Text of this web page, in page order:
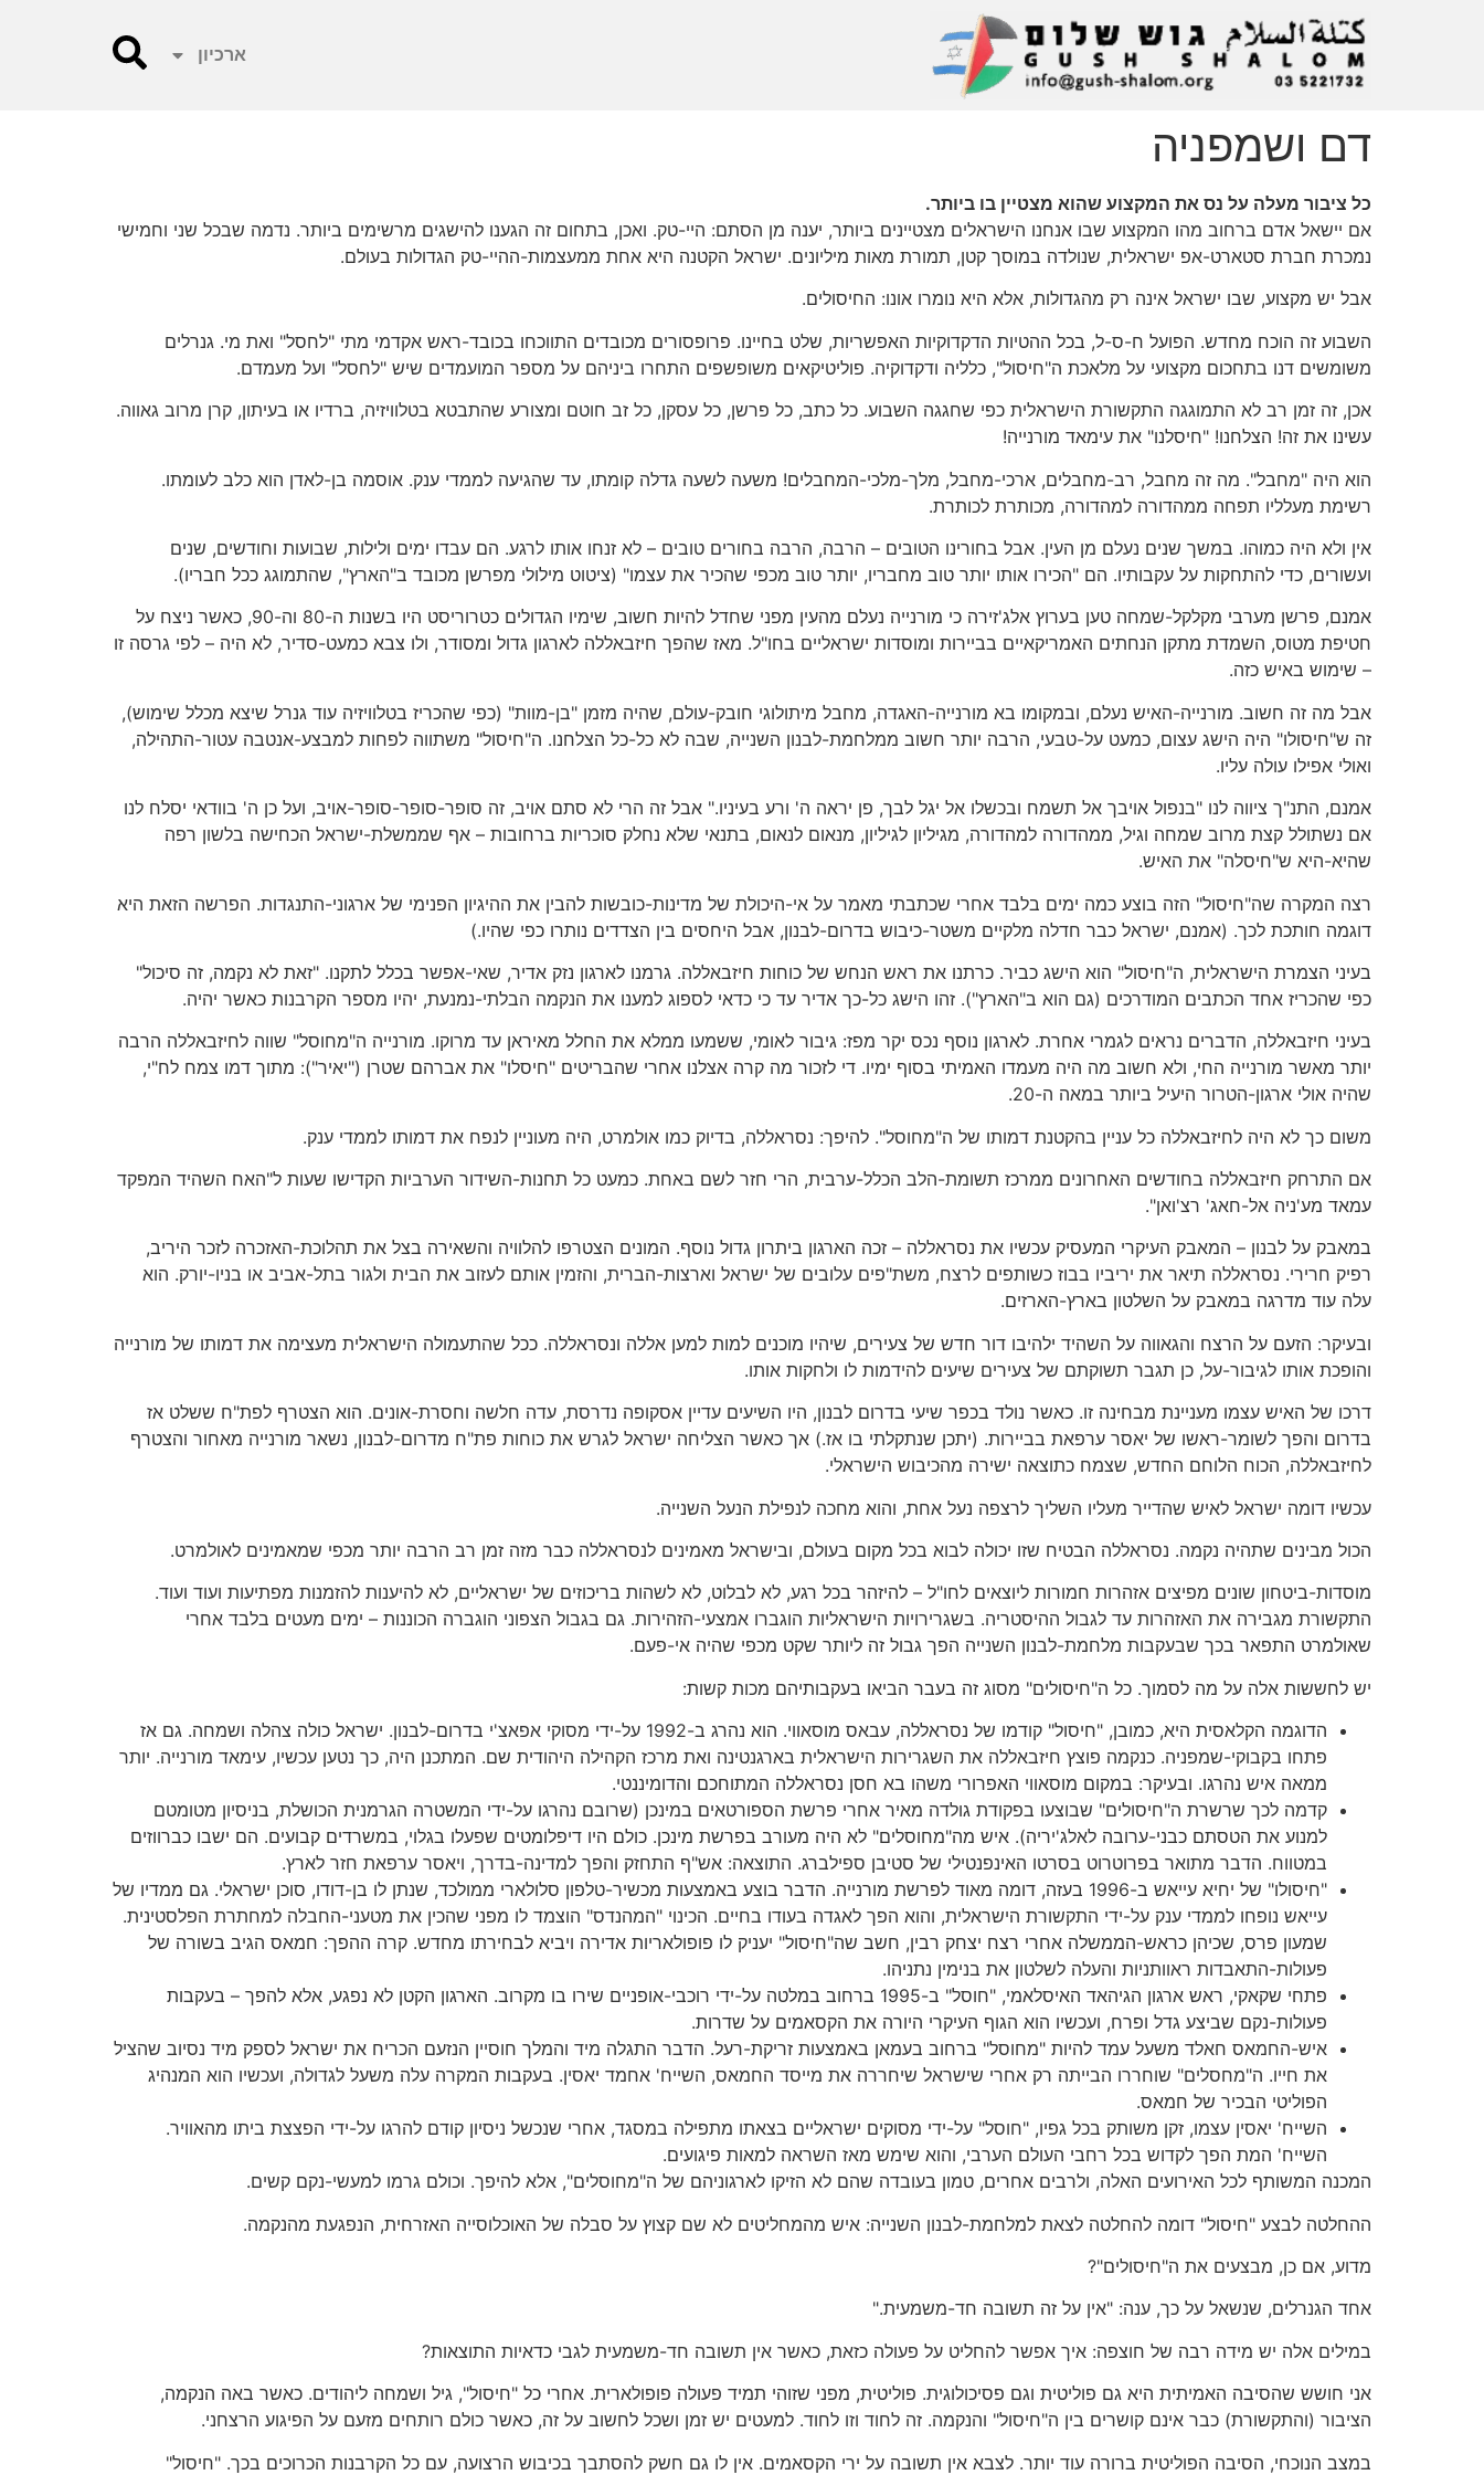
ארכיון
דם ושמפניה
כל ציבור מעלה על נס את המקצוע שהוא מצטיין בו ביותר.
אם יישאל אדם ברחוב מהו המקצוע שבו אנחנו הישראלים מצטיינים ביותר, יענה מן הסתם: היי-טק. ואכן, בתחום זה הגענו להישגים מרשימים ביותר. נדמה שבכל שני וחמישי
נמכרת חברת סטארט-אפ ישראלית, שנולדה במוסך קטן, תמורת מאות מיליונים. ישראל הקטנה היא אחת ממעצמות-ההיי-טק הגדולות בעולם.
אבל יש מקצוע, שבו ישראל אינה רק מהגדולות, אלא היא נומרו אונו: החיסולים.
השבוע זה הוכח מחדש. הפועל ח-ס-ל, בכל ההטיות הדקדוקיות האפשריות, שלט בחיינו. פרופסורים מכובדים התווכחו בכובד-ראש אקדמי מתי "לחסל" ואת מי. גנרלים
משומשים דנו בתחכום מקצועי על מלאכת ה"חיסול", כלליה ודקדוקיה. פוליטיקאים משופשפים התחרו ביניהם על מספר המועמדים שיש "לחסל" ועל מעמדם.
אכן, זה זמן רב לא התמוגגה התקשורת הישראלית כפי שחגגה השבוע. כל כתב, כל פרשן, כל עסקן, כל זב חוטם ומצורע שהתבטא בטלוויזיה, ברדיו או בעיתון, קרן מרוב גאווה.
עשינו את זה! הצלחנו! "חיסלנו" את עימאד מורנייה!
הוא היה "מחבל". מה זה מחבל, רב-מחבלים, ארכי-מחבל, מלך-מלכי-המחבלים! משעה לשעה גדלה קומתו, עד שהגיעה לממדי ענק. אוסמה בן-לאדן הוא כלב לעומתו.
רשימת מעלליו תפחה ממהדורה למהדורה, מכותרת לכותרת.
אין ולא היה כמוהו. במשך שנים נעלם מן העין. אבל בחורינו הטובים – הרבה, הרבה בחורים טובים – לא זנחו אותו לרגע. הם עבדו ימים ולילות, שבועות וחודשים, שנים
ועשורים, כדי להתחקות על עקבותיו. הם "הכירו אותו יותר טוב מחבריו, יותר טוב מכפי שהכיר את עצמו" (ציטוט מילולי מפרשן מכובד ב"הארץ", שהתמוגג ככל חבריו).
אמנם, פרשן מערבי מקלקל-שמחה טען בערוץ אלג'זירה כי מורנייה נעלם מהעין מפני שחדל להיות חשוב, שימיו הגדולים כטרוריסט היו בשנות ה-80 וה-90, כאשר ניצח על
חטיפת מטוס, השמדת מתקן הנחתים האמריקאיים בביירות ומוסדות ישראליים בחו"ל. מאז שהפך חיזבאללה לארגון גדול ומסודר, ולו צבא כמעט-סדיר, לא היה – לפי גרסה זו
– שימוש באיש כזה.
אבל מה זה חשוב. מורנייה-האיש נעלם, ובמקומו בא מורנייה-האגדה, מחבל מיתולוגי חובק-עולם, שהיה מזמן "בן-מוות" (כפי שהכריז בטלוויזיה עוד גנרל שיצא מכלל שימוש),
זה ש"חיסולו" היה הישג עצום, כמעט על-טבעי, הרבה יותר חשוב ממלחמת-לבנון השנייה, שבה לא כל-כל הצלחנו. ה"חיסול" משתווה לפחות למבצע-אנטבה עטור-התהילה,
ואולי אפילו עולה עליו.
אמנם, התנ"ך ציווה לנו "בנפול אויבך אל תשמח ובכשלו אל יגל לבך, פן יראה ה' ורע בעיניו." אבל זה הרי לא סתם אויב, זה סופר-סופר-סופר-אויב, ועל כן ה' בוודאי יסלח לנו
אם נשתולל קצת מרוב שמחה וגיל, ממהדורה למהדורה, מגיליון לגיליון, מנאום לנאום, בתנאי שלא נחלק סוכריות ברחובות – אף שממשלת-ישראל הכחישה בלשון רפה
שהיא-היא ש"חיסלה" את האיש.
רצה המקרה שה"חיסול" הזה בוצע כמה ימים בלבד אחרי שכתבתי מאמר על אי-היכולת של מדינות-כובשות להבין את ההיגיון הפנימי של ארגוני-התנגדות. הפרשה הזאת היא
דוגמה חותכת לכך. (אמנם, ישראל כבר חדלה מלקיים משטר-כיבוש בדרום-לבנון, אבל היחסים בין הצדדים נותרו כפי שהיו.)
בעיני הצמרת הישראלית, ה"חיסול" הוא הישג כביר. כרתנו את ראש הנחש של כוחות חיזבאללה. גרמנו לארגון נזק אדיר, שאי-אפשר בכלל לתקנו. "זאת לא נקמה, זה סיכול"
כפי שהכריז אחד הכתבים המודרכים (גם הוא ב"הארץ"). זהו הישג כל-כך אדיר עד כי כדאי לספוג למענו את הנקמה הבלתי-נמנעת, יהיו מספר הקרבנות כאשר יהיה.
בעיני חיזבאללה, הדברים נראים לגמרי אחרת. לארגון נוסף נכס יקר מפז: גיבור לאומי, ששמעו ממלא את החלל מאיראן עד מרוקו. מורנייה ה"מחוסל" שווה לחיזבאללה הרבה
יותר מאשר מורנייה החי, ולא חשוב מה היה מעמדו האמיתי בסוף ימיו. די לזכור מה קרה אצלנו אחרי שהבריטים "חיסלו" את אברהם שטרן ("יאיר"): מתוך דמו צמח לח"י,
שהיה אולי ארגון-הטרור היעיל ביותר במאה ה-20.
משום כך לא היה לחיזבאללה כל עניין בהקטנת דמותו של ה"מחוסל". להיפך: נסראללה, בדיוק כמו אולמרט, היה מעוניין לנפח את דמותו לממדי ענק.
אם התרחק חיזבאללה בחודשים האחרונים ממרכז תשומת-הלב הכלל-ערבית, הרי חזר לשם באחת. כמעט כל תחנות-השידור הערביות הקדישו שעות ל"האח השהיד המפקד
עמאד מע'ניה אל-חאג' רצ'ואן".
במאבק על לבנון – המאבק העיקרי המעסיק עכשיו את נסראללה – זכה הארגון ביתרון גדול נוסף. המונים הצטרפו להלוויה והשאירה בצל את תהלוכת-האזכרה לזכר היריב,
רפיק חרירי. נסראללה תיאר את יריביו בבוז כשותפים לרצח, משת"פים עלובים של ישראל וארצות-הברית, והזמין אותם לעזוב את הבית ולגור בתל-אביב או בניו-יורק. הוא
עלה עוד מדרגה במאבק על השלטון בארץ-הארזים.
ובעיקר: הזעם על הרצח והגאווה על השהיד ילהיבו דור חדש של צעירים, שיהיו מוכנים למות למען אללה ונסראללה. ככל שהתעמולה הישראלית מעצימה את דמותו של מורנייה
והופכת אותו לגיבור-על, כן תגבר תשוקתם של צעירים שיעים להידמות לו ולחקות אותו.
דרכו של האיש עצמו מעניינת מבחינה זו. כאשר נולד בכפר שיעי בדרום לבנון, היו השיעים עדיין אסקופה נדרסת, עדה חלשה וחסרת-אונים. הוא הצטרף לפת"ח ששלט אז
בדרום והפך לשומר-ראשו של יאסר ערפאת בביירות. (יתכן שנתקלתי בו אז.) אך כאשר הצליחה ישראל לגרש את כוחות פת"ח מדרום-לבנון, נשאר מורנייה מאחור והצטרף
לחיזבאללה, הכוח הלוחם החדש, שצמח כתוצאה ישירה מהכיבוש הישראלי.
עכשיו דומה ישראל לאיש שהדייר מעליו השליך לרצפה נעל אחת, והוא מחכה לנפילת הנעל השנייה.
הכול מבינים שתהיה נקמה. נסראללה הבטיח שזו יכולה לבוא בכל מקום בעולם, ובישראל מאמינים לנסראללה כבר מזה זמן רב הרבה יותר מכפי שמאמינים לאולמרט.
מוסדות-ביטחון שונים מפיצים אזהרות חמורות ליוצאים לחו"ל – להיזהר בכל רגע, לא לבלוט, לא לשהות בריכוזים של ישראליים, לא להיענות להזמנות מפתיעות ועוד ועוד.
התקשורת מגבירה את האזהרות עד לגבול ההיסטריה. בשגרירויות הישראליות הוגברו אמצעי-הזהירות. גם בגבול הצפוני הוגברה הכוננות – ימים מעטים בלבד אחרי
שאולמרט התפאר בכך שבעקבות מלחמת-לבנון השנייה הפך גבול זה ליותר שקט מכפי שהיה אי-פעם.
יש לחששות אלה על מה לסמוך. כל ה"חיסולים" מסוג זה בעבר הביאו בעקבותיהם מכות קשות:
הדוגמה הקלאסית היא, כמובן, "חיסול" קודמו של נסראללה, עבאס מוסאווי. הוא נהרג ב-1992 על-ידי מסוקי אפאצ'י בדרום-לבנון. ישראל כולה צהלה ושמחה. גם אז
פתחו בקבוקי-שמפניה. כנקמה פוצץ חיזבאללה את השגרירות הישראלית בארגנטינה ואת מרכז הקהילה היהודית שם. המתכנן היה, כך נטען עכשיו, עימאד מורנייה. יותר
ממאה איש נהרגו. ובעיקר: במקום מוסאווי האפרורי משהו בא חסן נסראללה המתוחכם והדומיננטי.
קדמה לכך שרשרת ה"חיסולים" שבוצעו בפקודת גולדה מאיר אחרי פרשת הספורטאים במינכן (שרובם נהרגו על-ידי המשטרה הגרמנית הכושלת, בניסיון מטומטם
למנוע את הטסתם כבני-ערובה לאלג'יריה). איש מה"מחוסלים" לא היה מעורב בפרשת מינכן. כולם היו דיפלומטים שפעלו בגלוי, במשרדים קבועים. הם ישבו כברווזים
במטווח. הדבר מתואר בפרוטרוט בסרטו האינפנטילי של סטיבן ספילברג. התוצאה: אש"ף התחזק והפך למדינה-בדרך, ויאסר ערפאת חזר לארץ.
"חיסולו" של יחיא עייאש ב-1996 בעזה, דומה מאוד לפרשת מורנייה. הדבר בוצע באמצעות מכשיר-טלפון סלולארי ממולכד, שנתן לו בן-דודו, סוכן ישראלי. גם ממדיו של
עייאש נופחו לממדי ענק על-ידי התקשורת הישראלית, והוא הפך לאגדה בעודו בחיים. הכינוי "המהנדס" הוצמד לו מפני שהכין את מטעני-החבלה למחתרת הפלסטינית.
שמעון פרס, שכיהן כראש-הממשלה אחרי רצח יצחק רבין, חשב שה"חיסול" יעניק לו פופולאריות אדירה ויביא לבחירתו מחדש. קרה ההפך: חמאס הגיב בשורה של
פעולות-התאבדות ראוותניות והעלה לשלטון את בנימין נתניהו.
פתחי שקאקי, ראש ארגון הגיהאד האיסלאמי, "חוסל" ב-1995 ברחוב במלטה על-ידי רוכבי-אופניים שירו בו מקרוב. הארגון הקטן לא נפגע, אלא להפך – בעקבות
פעולות-נקם שביצע גדל ופרח, ועכשיו הוא הגוף העיקרי היורה את הקסאמים על שדרות.
איש-החמאס חאלד משעל עמד להיות "מחוסל" ברחוב בעמאן באמצעות זריקת-רעל. הדבר התגלה מיד והמלך חוסיין הנזעם הכריח את ישראל לספק מיד נסיוב שהציל
את חייו. ה"מחסלים" שוחררו הבייתה רק אחרי שישראל שיחררה את מייסד החמאס, השייח' אחמד יאסין. בעקבות המקרה עלה משעל לגדולה, ועכשיו הוא המנהיג
הפוליטי הבכיר של חמאס.
השייח' יאסין עצמו, זקן משותק בכל גפיו, "חוסל" על-ידי מסוקים ישראליים בצאתו מתפילה במסגד, אחרי שנכשל ניסיון קודם להרגו על-ידי הפצצת ביתו מהאוויר.
השייח' המת הפך לקדוש בכל רחבי העולם הערבי, והוא שימש מאז השראה למאות פיגועים.
המכנה המשותף לכל האירועים האלה, ולרבים אחרים, טמון בעובדה שהם לא הזיקו לארגוניהם של ה"מחוסלים", אלא להיפך. וכולם גרמו למעשי-נקם קשים.
ההחלטה לבצע "חיסול" דומה להחלטה לצאת למלחמת-לבנון השנייה: איש מהמחליטים לא שם קצוץ על סבלה של האוכלוסייה האזרחית, הנפגעת מהנקמה.
מדוע, אם כן, מבצעים את ה"חיסולים"?
אחד הגנרלים, שנשאל על כך, ענה: "אין על זה תשובה חד-משמעית."
במילים אלה יש מידה רבה של חוצפה: איך אפשר להחליט על פעולה כזאת, כאשר אין תשובה חד-משמעית לגבי כדאיות התוצאות?
אני חושש שהסיבה האמיתית היא גם פוליטית וגם פסיכולוגית. פוליטית, מפני שזוהי תמיד פעולה פופולארית. אחרי כל "חיסול", גיל ושמחה ליהודים. כאשר באה הנקמה,
הציבור (והתקשורת) כבר אינם קושרים בין ה"חיסול" והנקמה. זה לחוד וזו לחוד. למעטים יש זמן ושכל לחשוב על זה, כאשר כולם רותחים מזעם על הפיגוע הרצחני.
במצב הנוכחי, הסיבה הפוליטית ברורה עוד יותר. לצבא אין תשובה על ירי הקסאמים. אין לו גם חשק להסתבך בכיבוש הרצועה, עם כל הקרבנות הכרוכים בכך. "חיסול"